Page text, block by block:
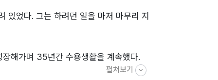
있었다. 그는 하려던 일을 마저 마무리 지
해가며 35년간 수용생활을 계속했다.
펼쳐보기